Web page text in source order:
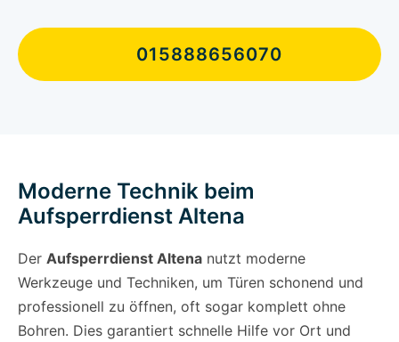
015888656070
Moderne Technik beim
Aufsperrdienst Altena
Der Aufsperrdienst Altena nutzt moderne
Werkzeuge und Techniken, um Türen schonend und
professionell zu öffnen, oft sogar komplett ohne
Bohren. Dies garantiert schnelle Hilfe vor Ort und